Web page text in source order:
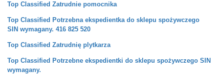
Top Classified Zatrudnie pomocnika
Top Classified Potrzebna ekspedientka do sklepu spożywczego
SIN wymagany. 416 825 520
Top Classified Zatrudnię plytkarza
Top Classified Potrzebne ekspedientki do sklepu spożywczego SIN
wymagany.